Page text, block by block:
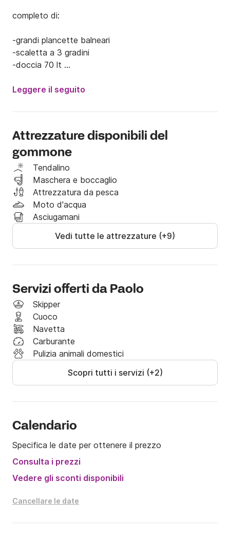
completo di:
-grandi plancette balneari
-scaletta a 3 gradini
-doccia 70 lt
-borsa frigo da 50 lt
-ecoscandaglio
-serbatoio di carburante in acciaio da 120 lt
-roll bar equipaggiato con:
-luci di navigazione
-luce a 360
-faro notturno
-tromba
-antenna VHF
-cuscineria completa
-1 ancora con 50 mt di cima
-Boetta luminosa
-cime d'ormeggio
-cime di rispetto
-parabordi
-dotazioni entro 12 miglia.
Si presta per escursioni di medio raggio  velocità di
crociera a 25 nodi consuma 20 litri/ora.
Comodo completo naviga in modo eccellente sul
Il costo dello skipper è obbligatorio ed è escluso dal
Carburante escluso dal prezzo.
Aspetto i vostri messaggi su ClickandBoat
Leggere il seguito
Attrezzature disponibili del
gommone
Tendalino
Maschera e boccaglio
Attrezzatura da pesca
Moto d'acqua
Asciugamani
Vedi tutte le attrezzature (+9)
Servizi offerti da Paolo
Skipper
Cuoco
Navetta
Carburante
Pulizia animali domestici
Scopri tutti i servizi (+2)
Calendario
Specifica le date per ottenere il prezzo
Consulta i prezzi
Vedere gli sconti disponibili
Cancellare le date